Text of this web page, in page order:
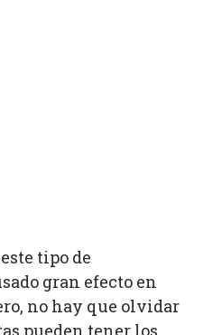
tipo de
gran efecto en
no hay que olvidar
pueden tener los